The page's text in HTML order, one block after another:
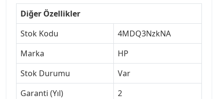
Diğer Özellikler
Stok Kodu
4MDQ3NzkNA
Marka
HP
Stok Durumu
Var
Garanti (Yıl)
2